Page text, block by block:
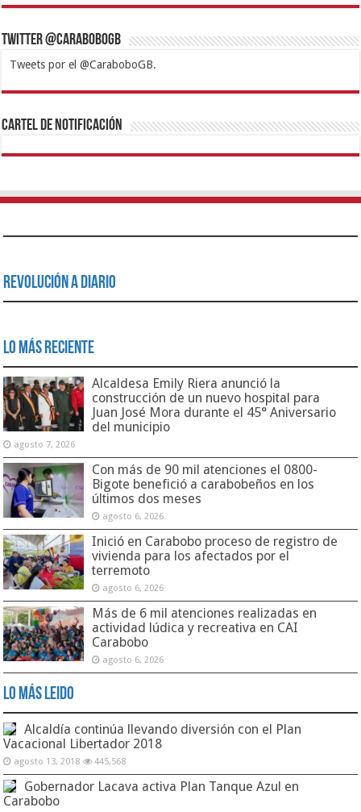
Twitter @CaraboboGB
Tweets por el @CaraboboGB.
1xbetBetturkeyBetistKralbetSupertotobetTipobetMatadorbetMariobet
https://mvbcasino.com/
Cartel de Notificación
Revolución a Diario
Lo Más Reciente
Alcaldesa Emily Riera anunció la
construcción de un nuevo hospital para
Juan José Mora durante el 45° Aniversario
del municipio
agosto 7, 2026
Con más de 90 mil atenciones el 0800-
Bigote benefició a carabobeños en los
últimos dos meses
agosto 6, 2026
Inició en Carabobo proceso de registro de
vivienda para los afectados por el
terremoto
agosto 6, 2026
Más de 6 mil atenciones realizadas en
actividad lúdica y recreativa en CAI
Carabobo
agosto 6, 2026
Lo Más Leido
Alcaldía continúa llevando diversión con el Plan
Vacacional Libertador 2018
agosto 13, 2018 445,568
Gobernador Lacava activa Plan Tanque Azul en
Carabobo